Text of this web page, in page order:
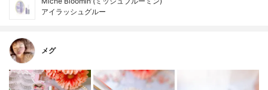
アイラッシュグルー
メグ